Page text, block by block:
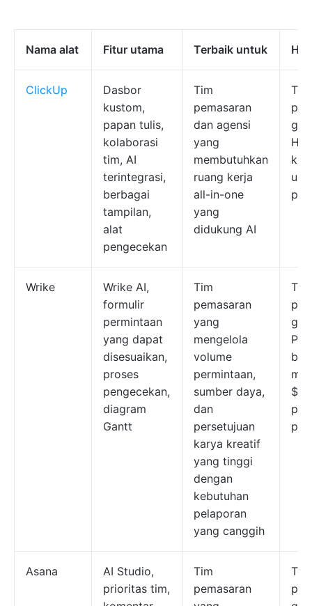
Nama alat Fitur utama Terbaik untuk
ClickUp
Dasbor
kustom,
papan tulis,
kolaborasi
tim, AI
terintegrasi,
berbagai
tampilan,
alat
pengecekan
Tim
pemasaran
dan agensi
yang
membutuhkan
ruang kerja
all-in-one
yang
didukung AI
Wrike
Wrike AI,
formulir
permintaan
yang dapat
disesuaikan,
proses
pengecekan,
diagram
Gantt
Tim
pemasaran
yang
mengelola
volume
permintaan,
sumber daya,
dan
persetujuan
karya kreatif
yang tinggi
dengan
kebutuhan
pelaporan
yang canggih
per
Asana
AI Studio,
prioritas tim,
Tim
pemasaran